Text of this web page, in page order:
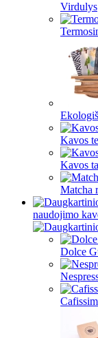
Virdulys
Kavos
Kavos
Matcha
naudojimo
Dolce